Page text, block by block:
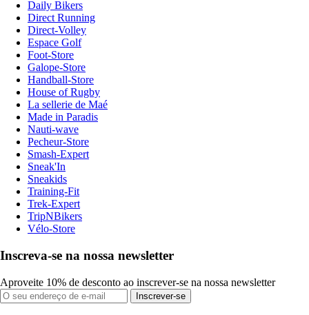
Daily Bikers
Direct Running
Direct-Volley
Espace Golf
Foot-Store
Galope-Store
Handball-Store
House of Rugby
La sellerie de Maé
Made in Paradis
Nauti-wave
Pecheur-Store
Smash-Expert
Sneak'In
Sneakids
Training-Fit
Trek-Expert
TripNBikers
Vélo-Store
Inscreva-se na nossa newsletter
Aproveite 10% de desconto ao inscrever-se na nossa newsletter
Inscrever-se